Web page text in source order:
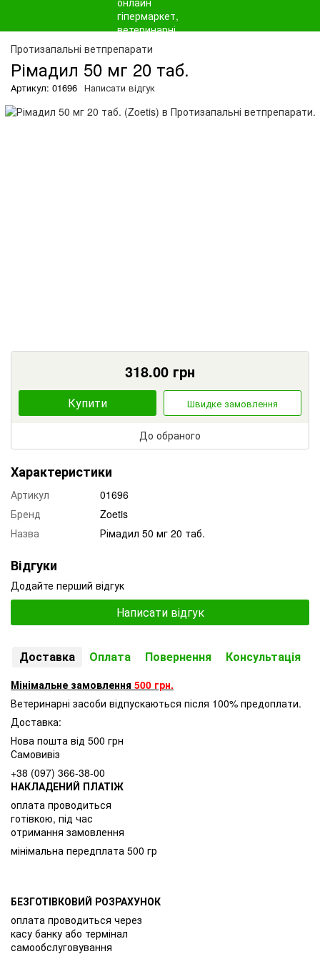
Протизапальні ветпрепарати
Рімадил 50 мг 20 таб.
Артикул: 01696 Написати відгук
318.00 грн
Купити Швидке замовлення
До обраного
Характеристики
Артикул
01696
Бренд
Zoetis
Назва
Рімадил 50 мг 20 таб.
Відгуки
Додайте перший відгук
Написати відгук
Доставка Оплата Повернення Консультація
Мінімальне замовлення 500 грн.
Ветеринарні засоби відпускаються після 100% предоплати.
Доставка:
Нова пошта від 500 грн
Самовивіз
+38 (097) 366-38-00
НАКЛАДЕНИЙ ПЛАТІЖ
оплата проводиться
готівкою, під час
отримання замовлення
мінімальна передплата 500 гр
БЕЗГОТІВКОВИЙ РОЗРАХУНОК
оплата проводиться через
касу банку або термінал
самообслуговування